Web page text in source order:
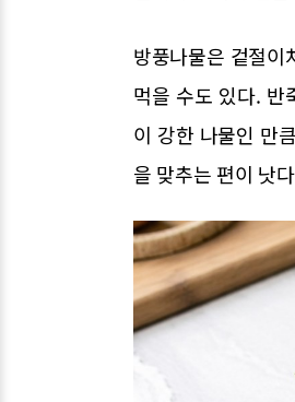
방풍나물은 겉절이
먹을 수도 있다. 반
이 강한 나물인 만
을 맞추는 편이 낫